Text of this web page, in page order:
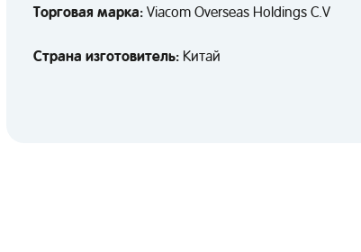
Торговая марка: Viacom Overseas Holdings C.V
Страна изготовитель: Китай